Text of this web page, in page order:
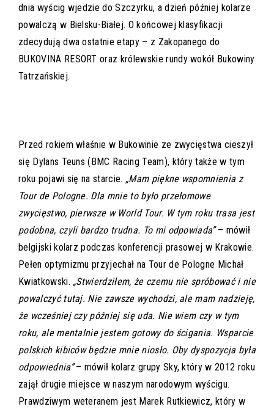
dnia wyścig wjedzie do Szczyrku, a dzień później kolarze
powalczą w Bielsku-Białej. O końcowej klasyfikacji
zdecydują dwa ostatnie etapy – z Zakopanego do
BUKOVINA RESORT oraz królewskie rundy wokół Bukowiny
Tatrzańskiej.
Przed rokiem właśnie w Bukowinie ze zwycięstwa cieszył
się Dylans Teuns (BMC Racing Team), który także w tym
roku pojawi się na starcie. „Mam piękne wspomnienia z
Tour de Pologne. Dla mnie to było przełomowe
zwycięstwo, pierwsze w World Tour. W tym roku trasa jest
podobna, czyli bardzo trudna. To mi odpowiada”– mówił
belgijski kolarz podczas konferencji prasowej w Krakowie.
Pełen optymizmu przyjechał na Tour de Pologne Michał
Kwiatkowski. „Stwierdziłem, że czemu nie spróbować i nie
powalczyć tutaj. Nie zawsze wychodzi, ale mam nadzieję,
że wcześniej czy później się uda. Nie wiem czy w tym
roku, ale mentalnie jestem gotowy do ścigania. Wsparcie
polskich kibiców będzie mnie niosło. Oby dyspozycja była
odpowiednia”– mówił kolarz grupy Sky, który w 2012 roku
zajął drugie miejsce w naszym narodowym wyścigu.
Prawdziwym weteranem jest Marek Rutkiewicz, który w